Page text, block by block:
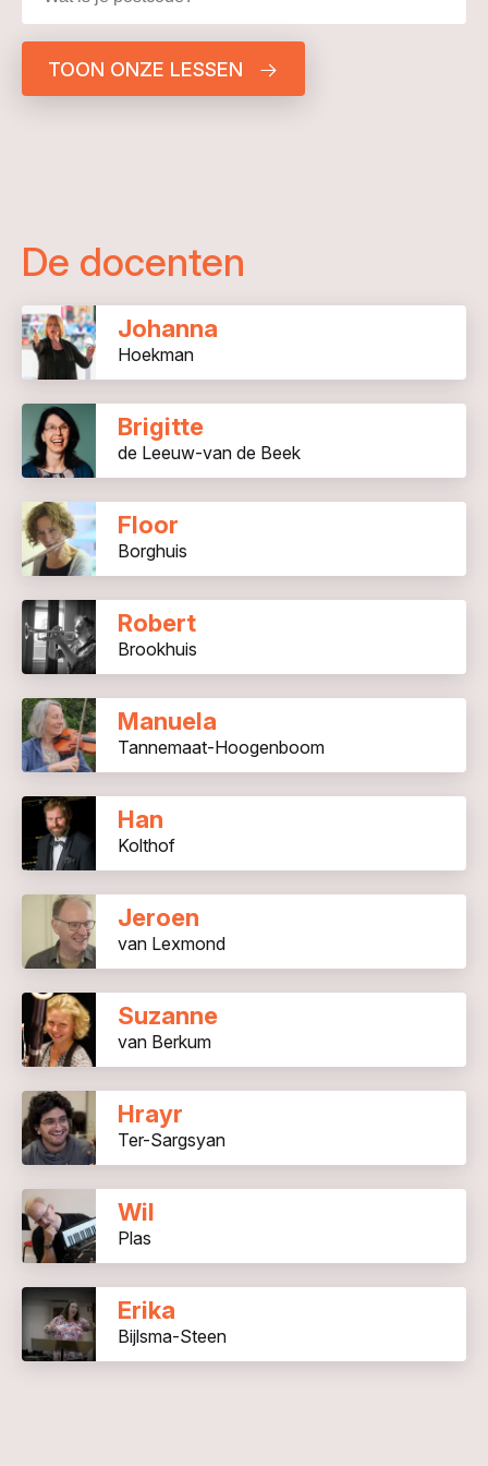
TOON ONZE LESSEN
De docenten
Johanna
Hoekman
Brigitte
de Leeuw-van de Beek
Floor
Borghuis
Robert
Brookhuis
Manuela
Tannemaat-Hoogenboom
Han
Kolthof
Jeroen
van Lexmond
Suzanne
van Berkum
Hrayr
Ter-Sargsyan
Wil
Plas
Erika
Bijlsma-Steen